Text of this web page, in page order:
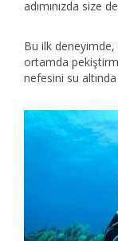
adımınızda size
Bu ilk deneyimde,
ortamda
nefesini su